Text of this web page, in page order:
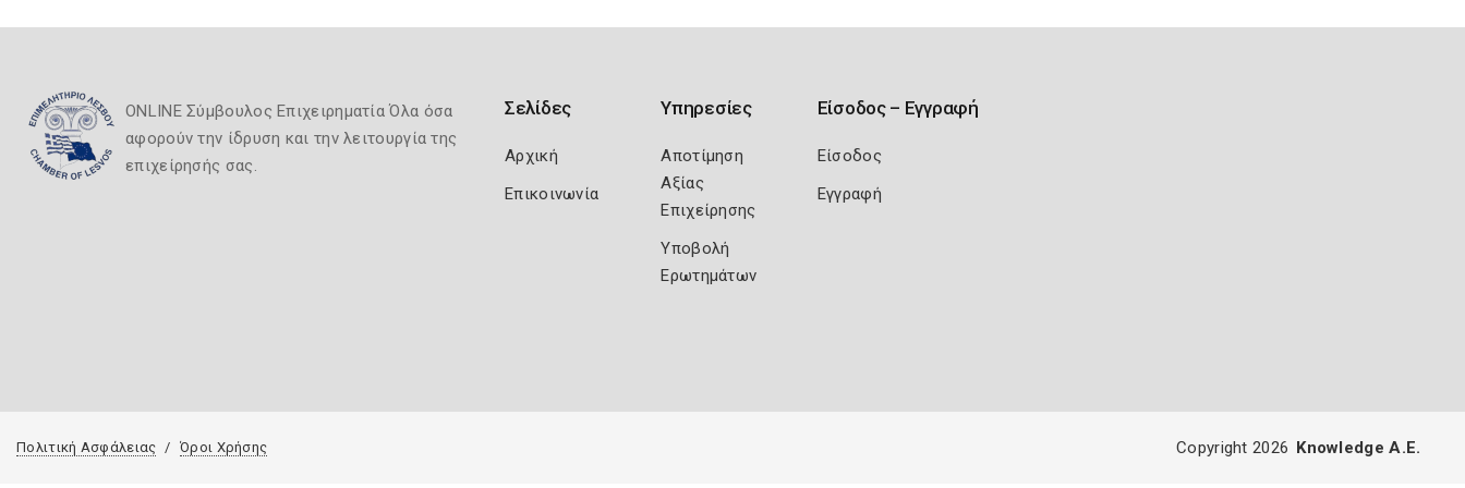
ONLINE Σύμβουλος Επιχειρηματία Όλα όσα
αφορούν την ίδρυση και την λειτουργία της
επιχείρησής σας.
Σελίδες
Αρχική
Επικοινωνία
Υπηρεσίες
Αποτίμηση
Αξίας
Επιχείρησης
Υποβολή
Ερωτημάτων
Είσοδος – Εγγραφή
Είσοδος
Εγγραφή
Πολιτική Ασφάλειας Όροι Χρήσης Copyright 2026 Knowledge A.E.